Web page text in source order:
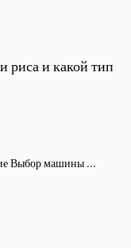
риса и какой тип
Выбор машины ...